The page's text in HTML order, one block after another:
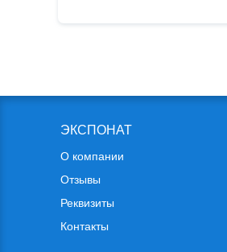
ЭКСПОНАТ
О компании
Отзывы
Реквизиты
Контакты